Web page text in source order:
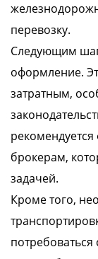
перевозку.
Следующим
оформление.
затратным,
брокерам,
задачей.
Кроме того,